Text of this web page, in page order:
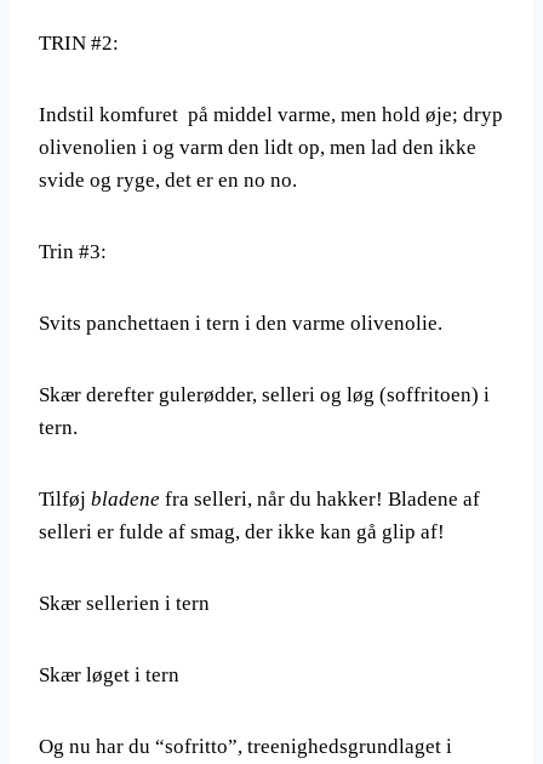
TRIN #2:
Indstil komfuret på middel varme, men hold øje; dryp
olivenolien i og varm den lidt op, men lad den ikke
svide og ryge, det er en no no.
Trin #3:
Svits panchettaen i tern i den varme olivenolie.
Skær derefter gulerødder, selleri og løg (soffritoen) i
tern.
Tilføj bladene fra selleri, når du hakker! Bladene af
selleri er fulde af smag, der ikke kan gå glip af!
Skær sellerien i tern
Skær løget i tern
Og nu har du “sofritto”, treenighedsgrundlaget i